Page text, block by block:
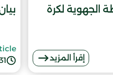
الجهوية لكرة
إقرأ المزيد